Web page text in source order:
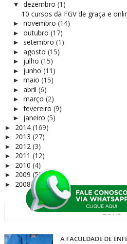
▼ dezembro (1)
10 cursos da FGV de graça e
► novembro (14)
► outubro (17)
► setembro (1)
► agosto (15)
► julho (15)
► junho (11)
► maio (15)
► abril (6)
► março (2)
► fevereiro (9)
► janeiro (5)
► 2014 (169)
► 2013 (27)
► 2012 (3)
► 2011 (12)
► 2010 (4)
► 2009 (5)
► 2008(1)
+ LIDAS
A FACULDADE DE